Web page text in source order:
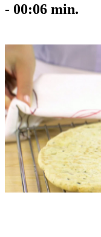
- 00:06 min.